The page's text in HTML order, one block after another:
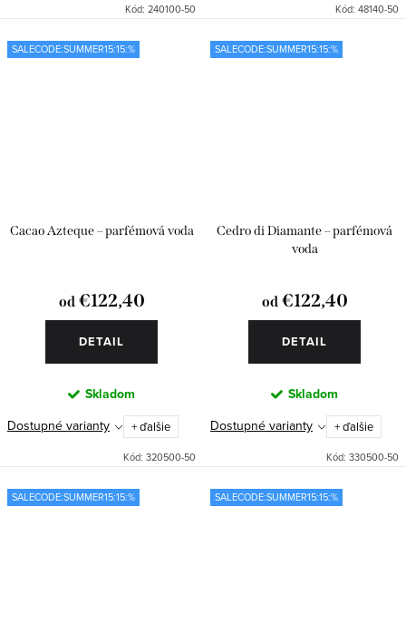
Kód: 240100-50 Kód: 48140-50
SALECODE:SUMMER15:15:%
Cacao Azteque – parfémová voda
od€122,40
DETAIL
Skladom
Dostupné varianty
+ ďalšie
Kód: 320500-50
SALECODE:SUMMER15:15:%
Cedro di Diamante – parfémová
voda
od€122,40
DETAIL
Skladom
Dostupné varianty
+ ďalšie
Kód: 330500-50
SALECODE:SUMMER15:15:% SALECODE:SUMMER15:15:%